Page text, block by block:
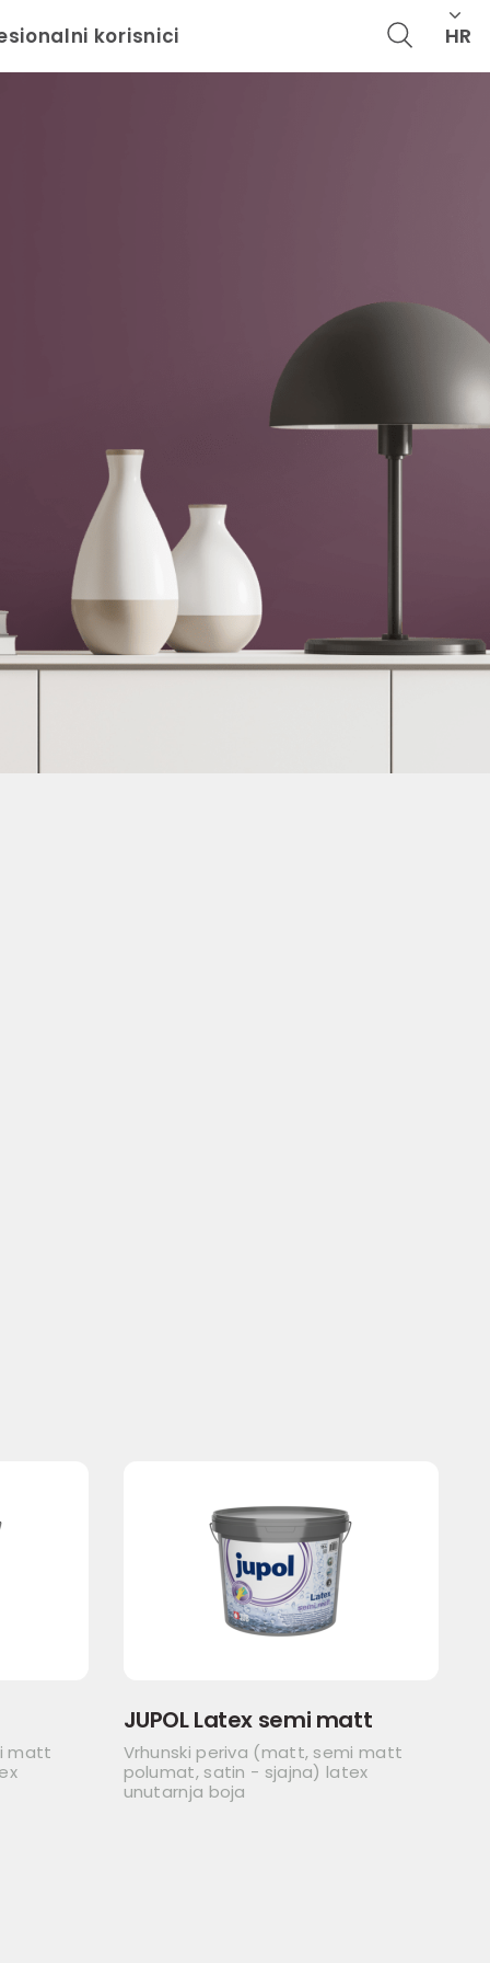
korisnici HR
matt
JUPOL Latex semi matt
Vrhunski periva (matt, semi matt
polumat, satin - sjajna) latex
unutarnja boja